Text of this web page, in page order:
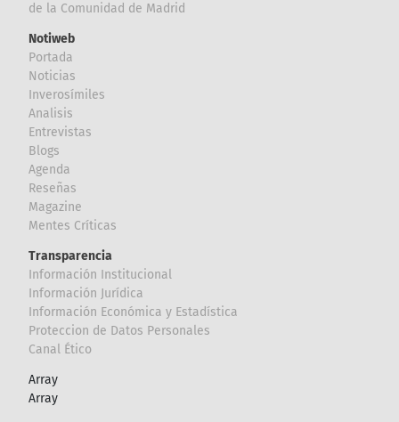
de la Comunidad de Madrid
Notiweb
Portada
Noticias
Inverosímiles
Analisis
Entrevistas
Blogs
Agenda
Reseñas
Magazine
Mentes Críticas
Transparencia
Información Institucional
Información Jurídica
Información Económica y Estadística
Proteccion de Datos Personales
Canal Ético
Array
Array